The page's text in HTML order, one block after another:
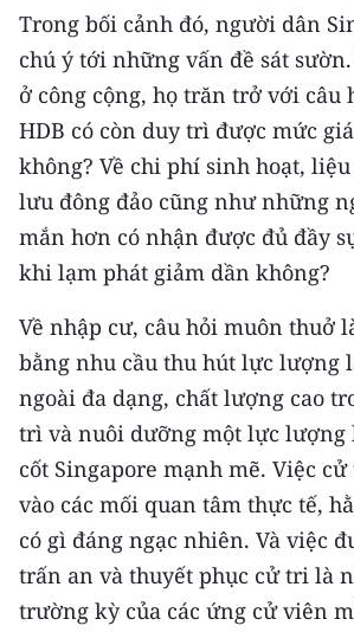
ĐỌC BÁO IN
ENGLISH
中文
FRANÇAIS
РУССКИЙ
ESPAÑOL
한국어
Trong bối cảnh đó, người dân
chú ý tới những vấn đề sát
ở công cộng, họ trăn trở với câu
HDB có còn duy trì được mức
không? Về chi phí sinh hoạt,
lưu đông đảo cũng như những
mắn hơn có nhận được đủ đầy
khi lạm phát giảm dần không?
Về nhập cư, câu hỏi muôn thuở
bằng nhu cầu thu hút lực lượng
ngoài đa dạng, chất lượng cao
trì và nuôi dưỡng một lực lượng
cốt Singapore mạnh mẽ. Việc
vào các mối quan tâm thực tế,
có gì đáng ngạc nhiên. Và việc
trấn an và thuyết phục cử tri là
trường kỳ của các ứng cử viên